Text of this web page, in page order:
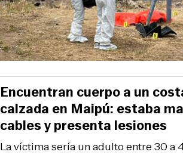
La víctima sería un adulto entre 30 a
Encuentran cuerpo a un
calzada en Maipú: estaba
cables y presenta lesiones